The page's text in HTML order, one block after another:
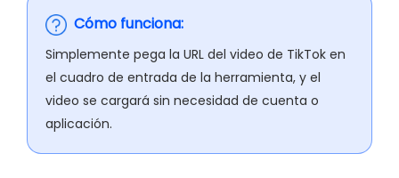
Cómo funciona:
Simplemente pega la URL del video de TikTok en
el cuadro de entrada de la herramienta, y el
video se cargará sin necesidad de cuenta o
aplicación.